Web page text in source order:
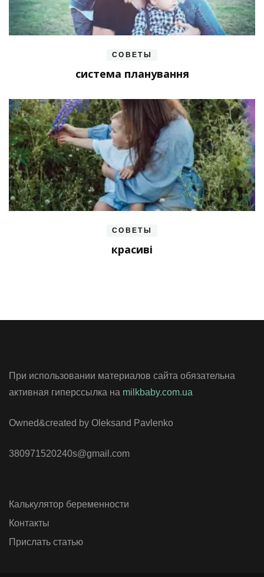
СОВЕТЫ
система планування
СОВЕТЫ
красиві
При использовании материалов сайта обязательна
активная гиперссылка на milkbaby.com.ua
Owned&created by Oleksand Pavlenko
380971520240s@gmail.com
Калькулятор беременности
Контакты
Прислать статью